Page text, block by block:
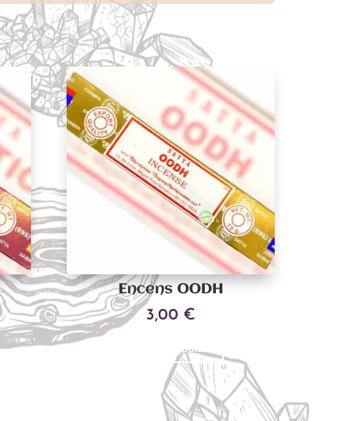
Encens OODH
3,00 €
Ajouter au panier